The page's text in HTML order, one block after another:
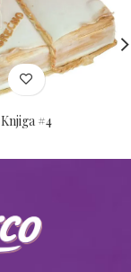
Knjiga #4